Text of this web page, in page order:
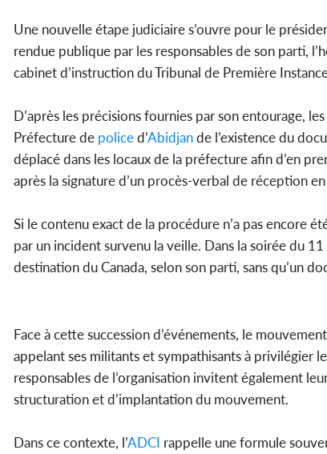
Une nouvelle étape judiciaire s’ouvre pour le
rendue publique par les responsables de son parti,
cabinet d’instruction du Tribunal de Première
D’après les précisions fournies par son entourage, les
Préfecture de policed’Abidjande l’existence du
déplacé dans les locaux de la préfecture afin d’en
après la signature d’un procès-verbal de réception
Si le contenu exact de la procédure n’a pas encore
par un incident survenu la veille. Dans la soirée du 11
destination du Canada, selon son parti, sans qu’un
Face à cette succession d’événements, le
appelant ses militants et sympathisants à privilégier
responsables de l’organisation invitent également
structuration et d’implantation du mouvement.
Dans ce contexte, l’ADCI rappelle une formule